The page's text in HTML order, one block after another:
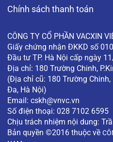
Chính sách thanh toán
CÔNG TY CỔ PHẦN VACXIN
Giấy chứng nhận ĐKKD số
Đầu tư TP. Hà Nội cấp ngày
Địa chỉ: 180 Trường Chinh,
(Địa chỉ cũ: 180 Trường
Đa, Hà Nội)
Email: cskh@vnvc.vn
Số điện thoại: 028 7102 6595
Chịu trách nhiệm nội dung:
Bản quyền ©2016 thuộc về